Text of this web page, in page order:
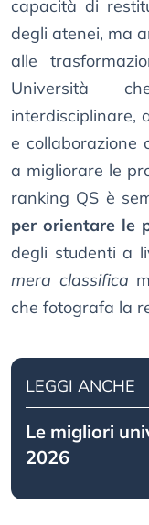
capacità di
degli atenei, ma
alle
Università
interdisciplinare,
e collaborazione
a migliorare le
ranking QS è
per orientare le
degli studenti a
mera classifica
che fotografa la
LEGGI ANCHE
Le migliori
2026